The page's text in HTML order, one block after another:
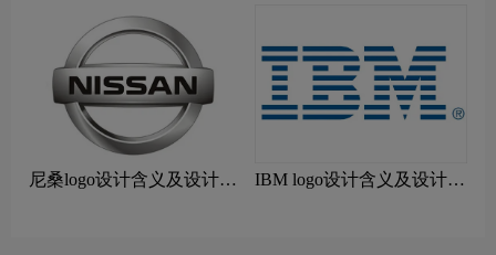
尼桑logo设计含义及设计理
IBM logo设计含义及设计理